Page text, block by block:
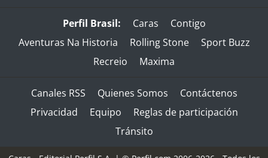
Perfil Brasil: Caras
Contigo
Aventuras Na Historia
Rolling Stone
Sport Buzz
Recreio
Maxima
Canales RSS Quienes Somos
Contáctenos
Privacidad
Equipo
Reglas de participación
Tránsito